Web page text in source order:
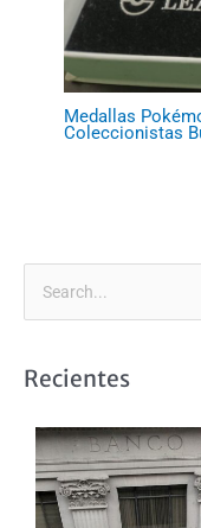
Medallas
Coleccionistas
cRecientes